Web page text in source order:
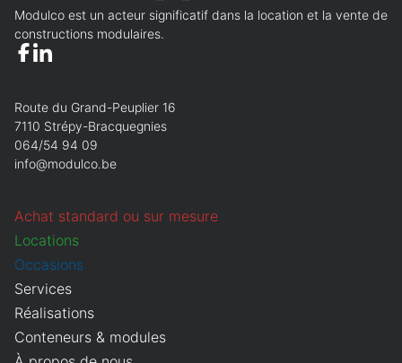
Modulco est un acteur significatif dans la location et la vente de
constructions modulaires.
Route du Grand-Peuplier 16
7110 Strépy-Bracquegnies
064/54 94 09
info@modulco.be
Achat standard ou sur mesure
Locations
Occasions
Services
Réalisations
Conteneurs & modules